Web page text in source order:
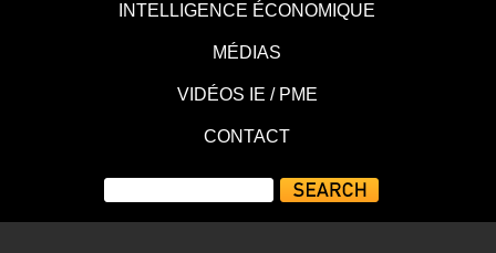
INTELLIGENCE ÉCONOMIQUE
MÉDIAS
VIDÉOS IE / PME
CONTACT